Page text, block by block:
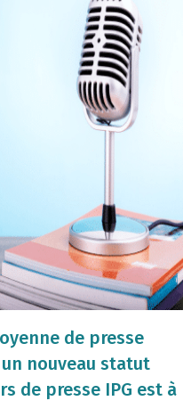
de presse
nouveau statut
de presse IPG est à